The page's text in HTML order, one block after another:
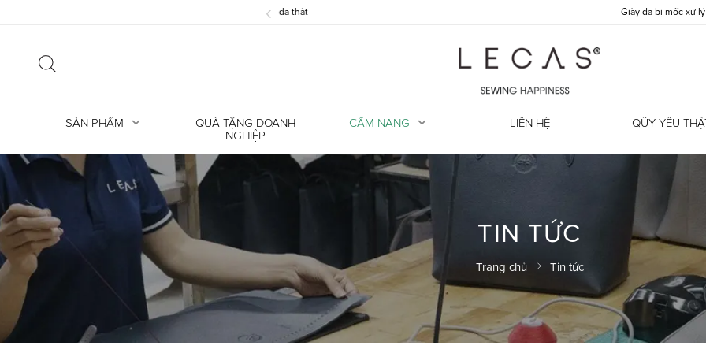
‹
SẢN PHẨM
QUÀ TẶNG DOANH
NGHIỆP
CẨM NANG LIÊN HỆ QŨY YÊU
TIN TỨC
Trang chủ Tin tức